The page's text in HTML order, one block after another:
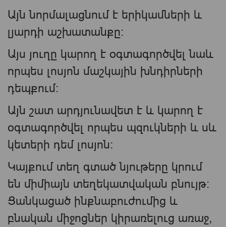
Այն նորմալացնում է երիկամների և
լյարդի աշխատանքը։
Այս յուղը կարող է օգտագործվել նաև
որպես լոսյոն մաշկային խնդիրների
դեպքում։
Այն շատ արդյունավետ է և կարող է
օգտագործվել որպես պզուկների և սև
կետերի դեմ լոսյոն։
Կայքում տեղ գտած նյութերը կրում
են միմիայն տեղեկատվական բնույթ։
Ցանկացած ինքնաբուժումից և
բնական միջոցներ կիրառելուց առաջ,